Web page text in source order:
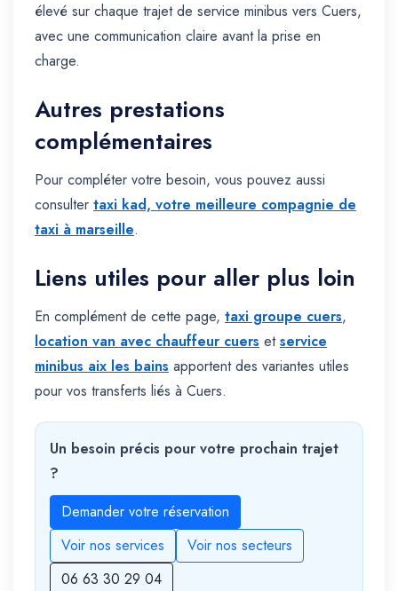
élevé sur chaque trajet de service minibus vers Cuers,
avec une communication claire avant la prise en
charge.
Autres prestations
complémentaires
Pour compléter votre besoin, vous pouvez aussi
consulter taxi kad, votre meilleure compagnie de
taxi à marseille.
Liens utiles pour aller plus loin
En complément de cette page, taxi groupe cuers,
location van avec chauffeur cuers etservice
minibus aix les bains apportent des variantes utiles
pour vos transferts liés à Cuers.
Un besoin précis pour votre prochain trajet
?
Demander votre réservation
Voir nos services
Voir nos secteurs
06 63 30 29 04